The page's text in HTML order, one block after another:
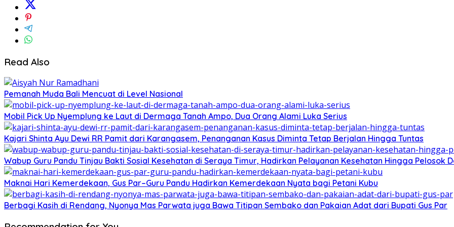
Read Also
Pemanah Muda Bali Mencuat di Level Nasional
Mobil Pick Up Nyemplung ke Laut di Dermaga Tanah Ampo, Dua Orang Alami Luka Serius
Kajari Shinta Ayu Dewi RR Pamit dari Karangasem, Penanganan Kasus Diminta Tetap Berjalan Hingga Tuntas
Wabup Guru Pandu Tinjau Bakti Sosial Kesehatan di Seraya Timur, Hadirkan Pelayanan Kesehatan Hingga Pelosok
Maknai Hari Kemerdekaan, Gus Par–Guru Pandu Hadirkan Kemerdekaan Nyata bagi Petani Kubu
Berbagi Kasih di Rendang, Nyonya Mas Parwata juga Bawa Titipan Sembako dan Pakaian Adat dari Bupati Gus Par